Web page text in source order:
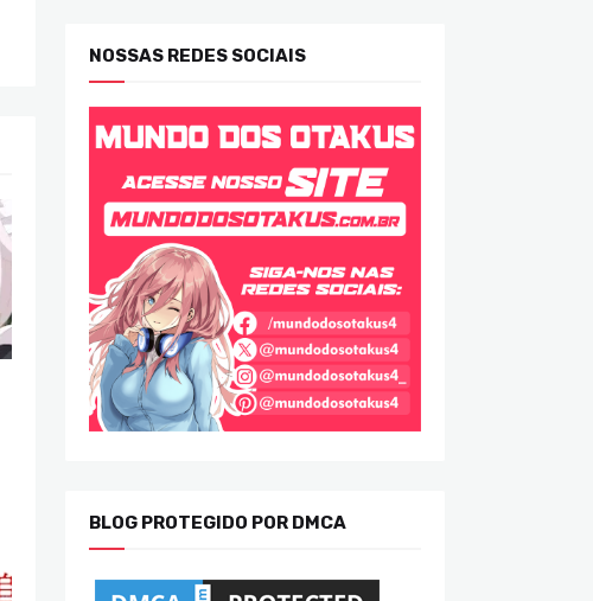
NOSSAS REDES SOCIAIS
BLOG PROTEGIDO POR DMCA